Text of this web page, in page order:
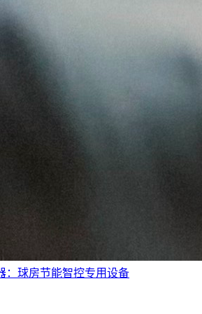
：球房节能智控专用设备